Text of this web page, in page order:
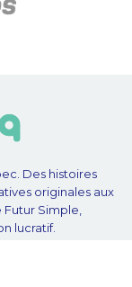
Des histoires
originales aux
Simple,
lucratif.